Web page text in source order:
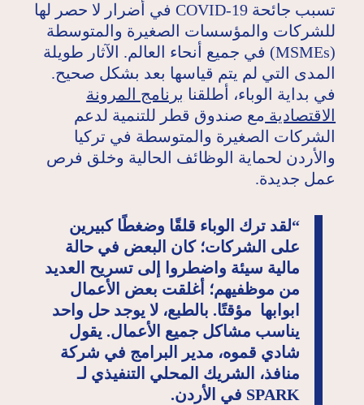
تسبب جائحة COVID-19 في أضرار لا حصر لها
للشركات والمؤسسات الصغيرة والمتوسطة
(MSMEs) في جميع أنحاء العالم. الآثار طويلة
المدى التي لم يتم قياسها بعد بشكل صحيح.
في بداية الوباء، أطلقنا برنامج المرونة
الاقتصادية مع صندوق قطر للتنمية لدعم
الشركات الصغيرة والمتوسطة في تركيا
والأردن لحماية الوظائف الحالية وخلق فرص
عمل جديدة.
“لقد ترك الوباء قلقًا وضغطًا كبيرين
على الشركات؛ كان البعض في حالة
مالية سيئة واضطروا إلى تسريح العديد
من موظفيهم؛ أغلقت بعض الأعمال
ابوابها مؤقتًا. بالطبع، لا يوجد حل واحد
يناسب مشاكل جميع الأعمال. يقول
شادي قموه، مدير البرامج في شركة
منافذ، الشريك المحلي التنفيذي لـ
SPARK في الأردن.